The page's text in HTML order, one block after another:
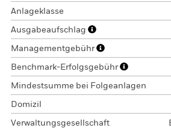
Anlageklasse
Ausgabeaufschlag
Managementgebühr
Benchmark-Erfolgsgebühr
Mindestsumme bei Folgeanlagen
Domizil
Verwaltungsgesellschaft